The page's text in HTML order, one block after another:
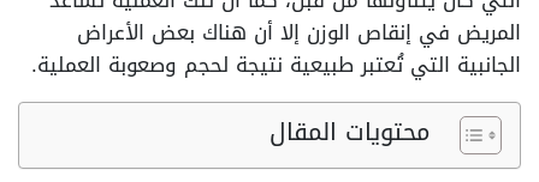
المريض في إنقاص الوزن إلا أن هناك بعض الأعراض
الجانبية التي تُعتبر طبيعية نتيجة لحجم وصعوبة العملية.
محتويات المقال